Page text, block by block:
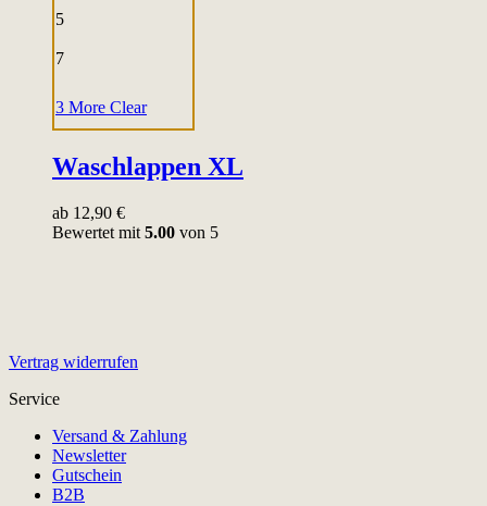
5
7
3 More Clear
Waschlappen XL
ab 12,90 €
Bewertet mit 5.00 von 5
Vertrag widerrufen
Service
Versand & Zahlung
Newsletter
Gutschein
B2B